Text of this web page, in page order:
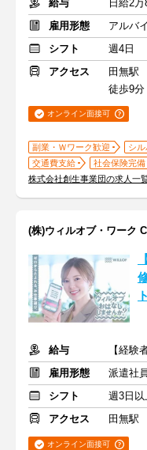
給与
日給2
雇用形態
アルバ
シフト
週4日
アクセス
田無駅
徒歩9分
オンライン面接可
副業・Ｗワーク歓迎 シ
交通費支給
社会保険完備
株式会社創生事業団の求人一
(株)ウィルオブ・ワーク
給与
雇用形態
派遣社員
シフト
週3日
アクセス
田無駅
オンライン面接可